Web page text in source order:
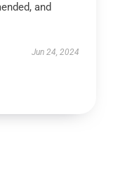
and
Jun 24, 2024